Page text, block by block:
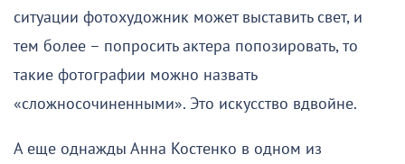
ситуации фотохудожник может выставить свет, и
тем более – попросить актера попозировать, то
такие фотографии можно назвать
«сложносочиненными». Это искусство вдвойне.
А еще однажды Анна Костенко в одном из